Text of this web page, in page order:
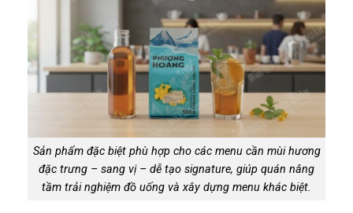
Sản phẩm đặc biệt phù hợp cho các menu cần mùi hương
đặc trưng – sang vị – dễ tạo signature, giúp quán nâng
tầm trải nghiệm đồ uống và xây dựng menu khác biệt.